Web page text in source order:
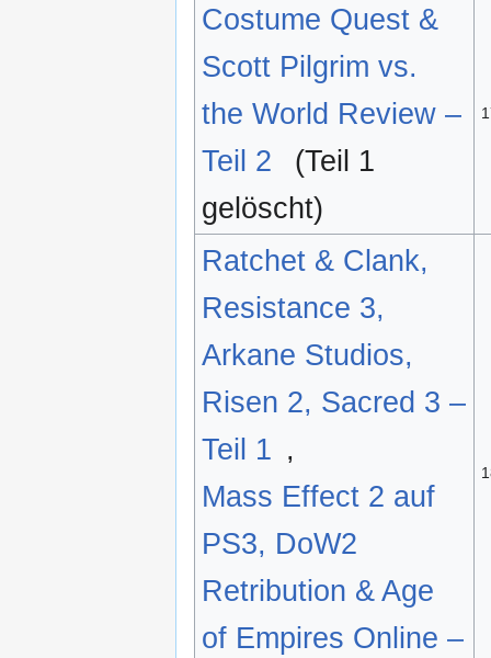
Costume Quest &
Scott Pilgrim vs.
the World Review –
Teil 2
(Teil 1
gelöscht)
Ratchet & Clank,
Resistance 3,
Arkane Studios,
Risen 2, Sacred 3 –
Teil 1 ,
Mass Effect 2 auf
PS3, DoW2
Retribution & Age
of Empires Online –